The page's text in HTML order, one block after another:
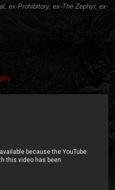
ex-Prohibitory, ex-The Zephyr, ex-